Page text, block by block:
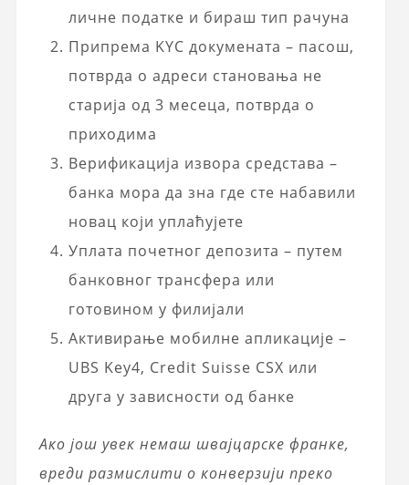
личне податке и бираш тип рачуна
Припрема KYC докумената – пасош,
потврда о адреси становања не
старија од 3 месеца, потврда о
приходима
Верификација извора средстава –
банка мора да зна где сте набавили
новац који уплаћујете
Уплата почетног депозита – путем
банковног трансфера или
готовином у филијали
Активирање мобилне апликације –
UBS Key4, Credit Suisse CSX или
друга у зависности од банке
Ако још увек немаш швајцарске франке,
вреди размислити о конверзији преко